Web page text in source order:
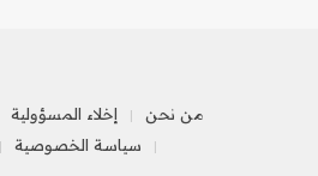
من نحن إخلاء المسؤولية
سياسة الخصوصية